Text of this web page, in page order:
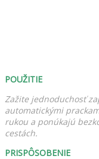
POUŽITIE
Zažite jednoduchosť
automatickými
rukou a ponúkajú
cestách.
PRISPÔSOBENIE